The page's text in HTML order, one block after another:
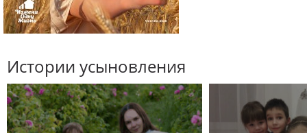
Истории усыновления